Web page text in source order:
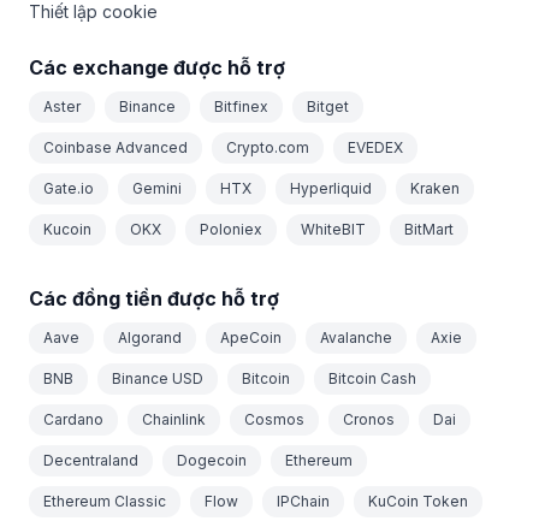
Thiết lập cookie
Các exchange được hỗ trợ
Aster Binance Bitfinex Bitget
Coinbase Advanced Crypto.com EVEDEX
Gate.io Gemini HTX Hyperliquid Kraken
Kucoin OKX Poloniex WhiteBIT BitMart
Các đồng tiền được hỗ trợ
Aave Algorand ApeCoin Avalanche Axie
BNB Binance USD Bitcoin Bitcoin Cash
Cardano Chainlink Cosmos Cronos Dai
Decentraland Dogecoin Ethereum
Ethereum Classic Flow IPChain KuCoin Token